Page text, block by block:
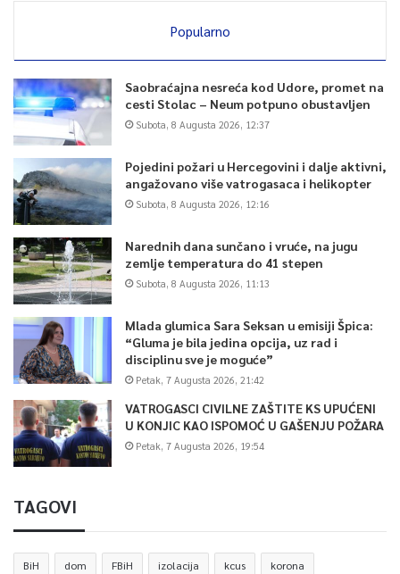
Popularno
Saobraćajna nesreća kod Udore, promet na
cesti Stolac – Neum potpuno obustavljen
Subota, 8 Augusta 2026, 12:37
Pojedini požari u Hercegovini i dalje aktivni,
angažovano više vatrogasaca i helikopter
Subota, 8 Augusta 2026, 12:16
Narednih dana sunčano i vruće, na jugu
zemlje temperatura do 41 stepen
Subota, 8 Augusta 2026, 11:13
Mlada glumica Sara Seksan u emisiji Špica:
“Gluma je bila jedina opcija, uz rad i
disciplinu sve je moguće”
Petak, 7 Augusta 2026, 21:42
VATROGASCI CIVILNE ZAŠTITE KS UPUĆENI
U KONJIC KAO ISPOMOĆ U GAŠENJU POŽARA
Petak, 7 Augusta 2026, 19:54
TAGOVI
BiH dom FBiH izolacija kcus korona